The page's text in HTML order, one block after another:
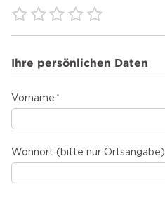
Ihre persönlichen Daten
Vorname
Wohnort (bitte nur Ortsangabe)